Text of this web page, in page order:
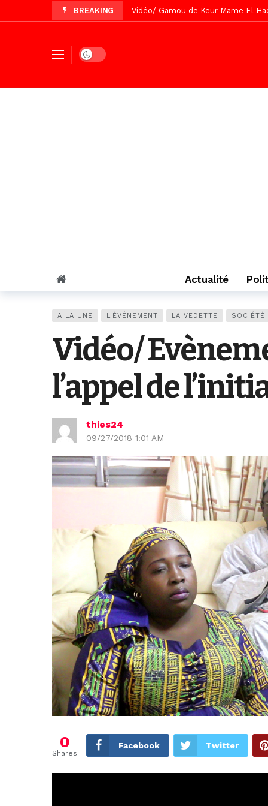
BREAKING Vidéo/ Gamou de Keur Mame El
Un commissariat
Dark mode
Actualité
A LA UNE L'ÉVÉNEMENT LA VEDETTE SOCIÉTÉ
Vidéo/
l’appel de
thies24
09/27/2018 1:01 AM
0
Shares
Facebook Twitter